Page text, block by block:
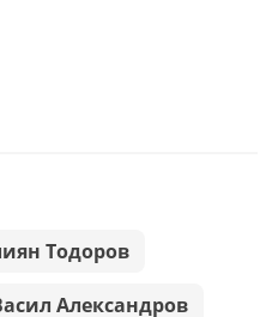
Тодоров
Александров